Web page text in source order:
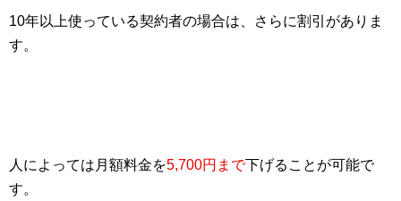
10年以上使っている契約者の場合は、さらに割引がありま
す。
人によっては月額料金を5,700円まで下げることが可能で
す。